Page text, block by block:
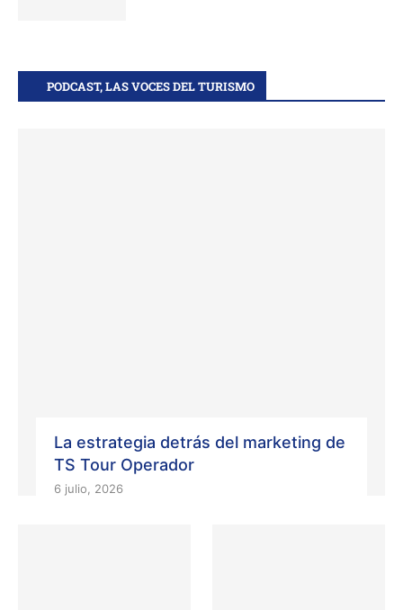
PODCAST, LAS VOCES DEL TURISMO
La estrategia detrás del marketing de
TS Tour Operador
6 julio, 2026